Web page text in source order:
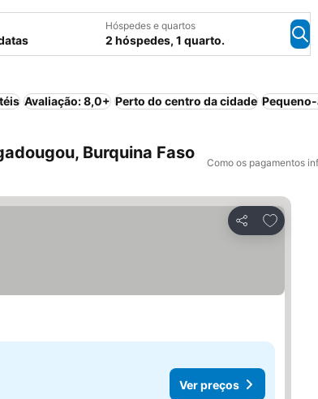
Hóspedes e quartos
2 hóspedes, 1 quarto.
Avaliação: 8,0+ Perto do centro da cidade
Burquina Faso
Como os pagamentos
Partilhar
Ver preços